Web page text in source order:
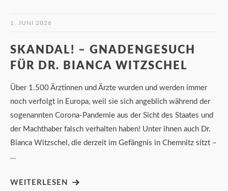
1. JUNI 2026
SKANDAL! – GNADENGESUCH
FÜR DR. BIANCA WITZSCHEL
Über 1.500 Ärztinnen und Ärzte wurden und werden immer
noch verfolgt in Europa, weil sie sich angeblich während der
sogenannten Corona-Pandemie aus der Sicht des Staates und
der Machthaber falsch verhalten haben! Unter ihnen auch Dr.
Bianca Witzschel, die derzeit im Gefängnis in Chemnitz sitzt –
…
WEITERLESEN